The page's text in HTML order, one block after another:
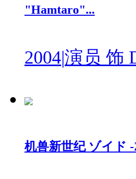
"Hamtaro"...
2004|演员 饰
机兽新世纪 ゾイド